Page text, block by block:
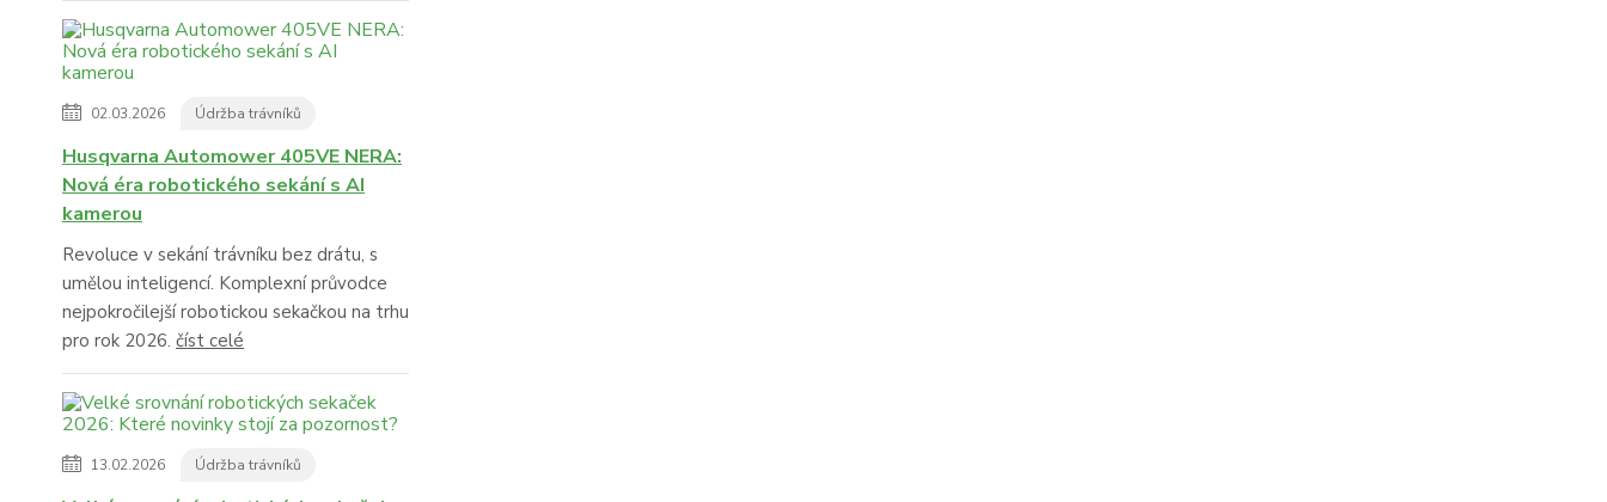
02.03.2026 Údržba trávníků
Husqvarna Automower 405VE NERA:
Nová éra robotického sekání s AI
kamerou
Revoluce v sekání trávníku bez drátu, s
umělou inteligencí. Komplexní průvodce
nejpokročilejší robotickou sekačkou na trhu
pro rok 2026. číst celé
13.02.2026 Údržba trávníků